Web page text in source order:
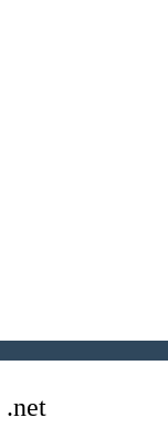
.net